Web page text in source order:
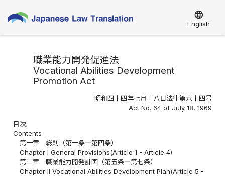
language
English
職業能力開発促進法
Vocational Abilities Development
Promotion Act
昭和四十四年七月十八日法律第六十四号
Act No. 64 of July 18, 1969
目次
Contents
第一章 総則（第一条―第四条）
Chapter I General Provisions(Article 1 - Article 4)
第二章 職業能力開発計画（第五条―第七条）
Chapter II Vocational Abilities Development Plan(Article 5 -